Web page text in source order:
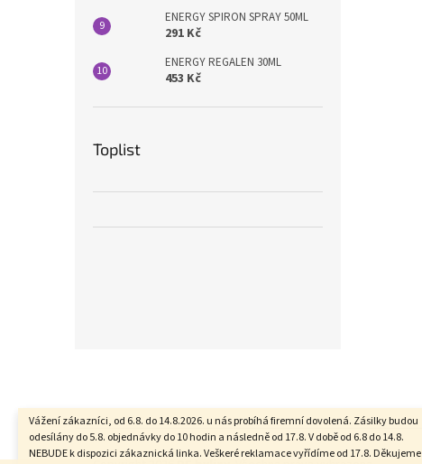
Vážení zákazníci, od 6.8. do 14.8.2026. u nás probíhá firemní dovolená. Zásilky budou
odesílány do 5.8. objednávky do 10 hodin a následně od 17.8. V době od 6.8 do 14.8.
NEBUDE k dispozici zákaznická linka. Veškeré reklamace vyřídíme od 17.8. Děkujeme
ENERGY SPIRON SPRAY 50ML
291 Kč
ENERGY REGALEN 30ML
453 Kč
Toplist
í